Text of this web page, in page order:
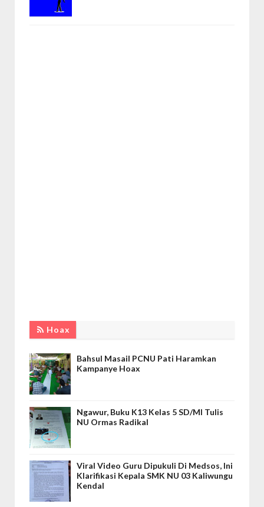
Hoax
Bahsul Masail PCNU Pati Haramkan
Kampanye Hoax
Ngawur, Buku K13 Kelas 5 SD/MI Tulis
NU Ormas Radikal
Viral Video Guru Dipukuli Di Medsos, Ini
Klarifikasi Kepala SMK NU 03 Kaliwungu
Kendal